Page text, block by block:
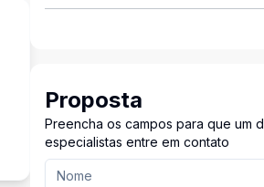
Proposta
Preencha os campos para que um
especialistas entre em contato